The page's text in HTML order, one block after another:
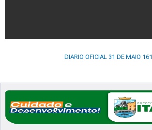
DIARIO OFICIAL 31 DE MAIO 161